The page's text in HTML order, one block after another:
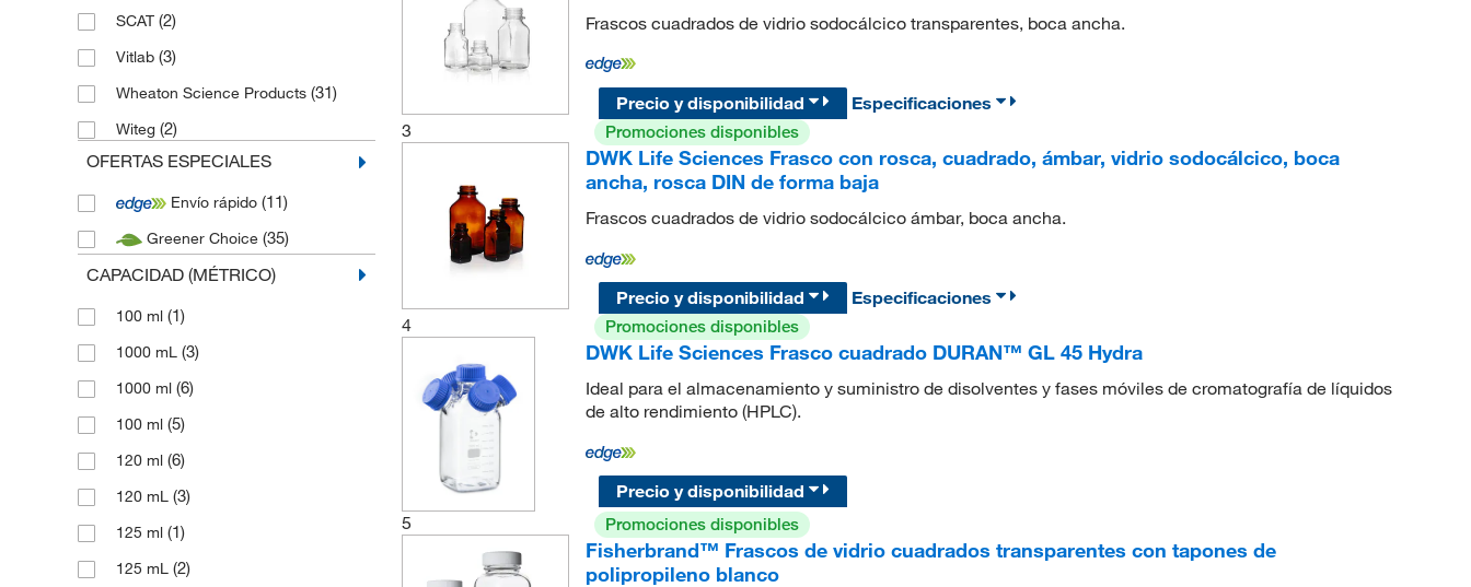
SCAT (2)
Vitlab (3)
Wheaton Science Products (31)
Witeg (2)
OFERTAS ESPECIALES
Envío rápido (11)
Greener Choice (35)
CAPACIDAD (MÉTRICO)
100 ml (1)
1000 mL (3)
1000 ml (6)
100 ml (5)
120 ml (6)
120 mL (3)
125 ml (1)
125 mL (2)
Frascos cuadrados de vidrio sodocálcico transparentes, boca ancha.
Precio y disponibilidad
Especificaciones
3
Promociones disponibles
DWK Life Sciences Frasco con rosca, cuadrado, ámbar, vidrio sodocálcico, boca
ancha, rosca DIN de forma baja
Frascos cuadrados de vidrio sodocálcico ámbar, boca ancha.
Precio y disponibilidad
Especificaciones
4
Promociones disponibles
DWK Life Sciences Frasco cuadrado DURAN™ GL 45 Hydra
Ideal para el almacenamiento y suministro de disolventes y fases móviles de cromatografía de líquidos
de alto rendimiento (HPLC).
Precio y disponibilidad
5
Promociones disponibles
Fisherbrand™ Frascos de vidrio cuadrados transparentes con tapones de
polipropileno blanco